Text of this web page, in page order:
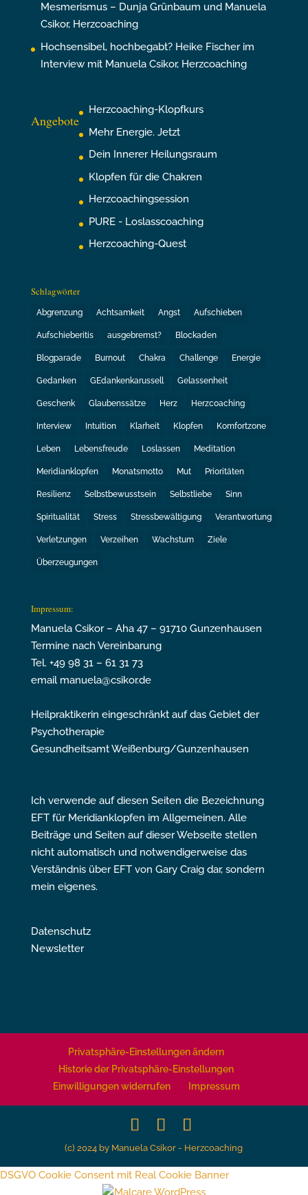
Mesmerismus – Dunja Grünbaum und Manuela
Csikor, Herzcoaching
Hochsensibel, hochbegabt? Heike Fischer im
Interview mit Manuela Csikor, Herzcoaching
Angebote
Herzcoaching-Klopfkurs
Mehr Energie. Jetzt
Dein Innerer Heilungsraum
Klopfen für die Chakren
Herzcoachingsession
PURE - Loslasscoaching
Herzcoaching-Quest
Schlagwörter
Abgrenzung Achtsamkeit Angst Aufschieben
Aufschieberitis ausgebremst? Blockaden
Blogparade Burnout Chakra Challenge Energie
Gedanken GEdankenkarussell Gelassenheit
Geschenk Glaubenssätze Herz Herzcoaching
Interview Intuition Klarheit Klopfen Komfortzone
Leben Lebensfreude Loslassen Meditation
Meridianklopfen Monatsmotto Mut Prioritäten
Resilienz Selbstbewusstsein Selbstliebe Sinn
Spiritualität Stress Stressbewältigung Verantwortung
Verletzungen Verzeihen Wachstum Ziele
Überzeugungen
Impressum:
Manuela Csikor – Aha 47 – 91710 Gunzenhausen
Termine nach Vereinbarung
Tel. +49 98 31 – 61 31 73
email manuela@csikor.de
Heilpraktikerin eingeschränkt auf das Gebiet der
Psychotherapie
Gesundheitsamt Weißenburg/Gunzenhausen
Ich verwende auf diesen Seiten die Bezeichnung
EFT für Meridianklopfen im Allgemeinen. Alle
Beiträge und Seiten auf dieser Webseite stellen
nicht automatisch und notwendigerweise das
Verständnis über EFT von Gary Craig dar, sondern
mein eigenes.
Datenschutz
Newsletter
Privatsphäre-Einstellungen ändern
Historie der Privatsphäre-Einstellungen
Einwilligungen widerrufen
Impressum
(c) 2024 by Manuela Csikor - Herzcoaching
DSGVO Cookie Consent mit Real Cookie Banner